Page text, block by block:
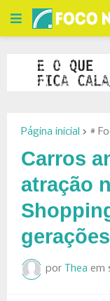
Página inicial #
Carros
atração
gerações
por Thea em